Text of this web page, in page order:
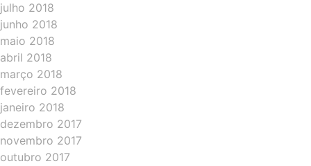
julho 2018
junho 2018
maio 2018
abril 2018
março 2018
fevereiro 2018
janeiro 2018
dezembro 2017
novembro 2017
outubro 2017